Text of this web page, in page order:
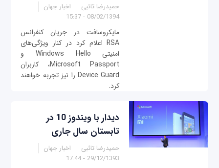
حمیدرضا تائبی
اخبار جهان
08/02/1394 - 15:37
مایکروسافت در جریان کنفرانس
RSA اعلام کرد در کنار ویژگی‌های
امنیتی Windows Hello و
Microsoft Passport، کاربران
Device Guard را نیز تجربه خواهند
کرد.
دیدار با ویندوز 10 در
تابستان سال جاری
حمیدرضا تائبی
اخبار جهان
29/12/1393 - 17:44